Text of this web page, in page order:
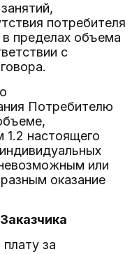
потребителя
пределах объема
с
Потребителю
настоящего
или
оказание
за